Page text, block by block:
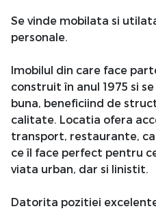
Se vinde mobilata si
personale.
Imobilul din care face
construit în anul 1975 si
buna, beneficiind de
calitate. Locatia ofera
transport, restaurante,
ce îl face perfect pentru
viata urban, dar si linistit.
Datorita pozitiei